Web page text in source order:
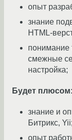
опыт
знание
HTML-
понимание
смежные
настройка;
Будет плюсом:
знание и
Битрикс, Yii;
опыт